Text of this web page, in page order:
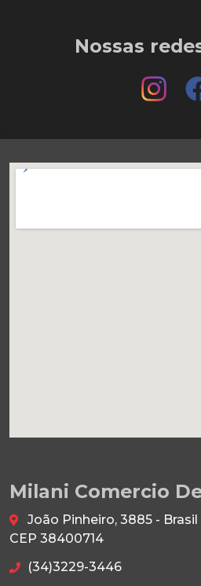
Nossas
Milani Comercio
João Pinheiro, 3885 -
CEP 38400714
(34)3229-3446